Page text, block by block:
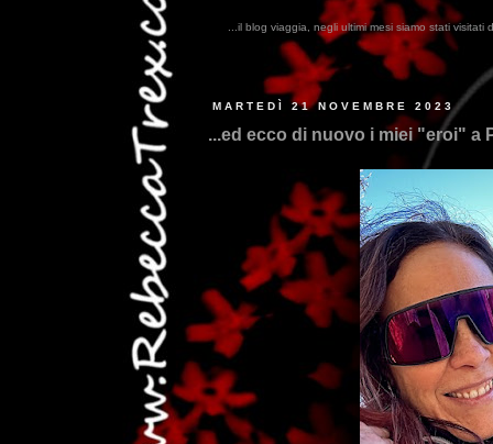
...il blog viaggia, negli ultimi mesi siamo stati
...qui trovate
MARTEDÌ 21 NOVEMBRE 2023
...ed ecco di nuovo i miei "eroi" a